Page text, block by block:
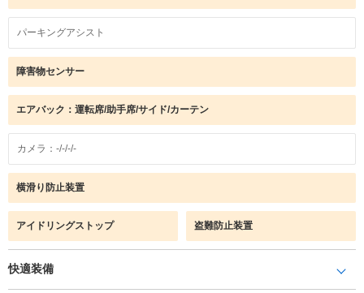
パーキングアシスト
障害物センサー
エアバック：運転席/助手席/サイド/カーテン
カメラ：-/-/-/-
横滑り防止装置
アイドリングストップ 盗難防止装置
快適装備